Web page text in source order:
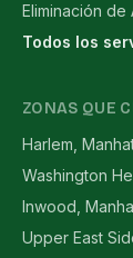
Eliminación de
Todos los
ZONAS QUE
Harlem,
Washington
Inwood,
Upper East